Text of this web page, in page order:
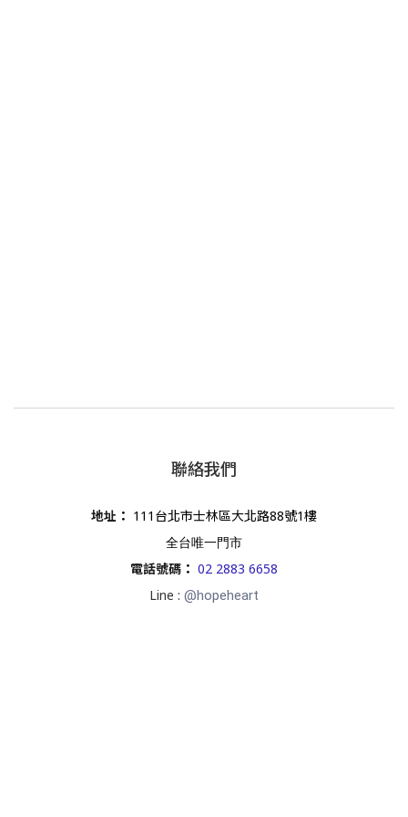
聯絡我們
地址 ： 111台北市士林區大北路88號1樓
全台唯一門市
電話號碼 ： 02 2883 6658
Line : @hopeheart